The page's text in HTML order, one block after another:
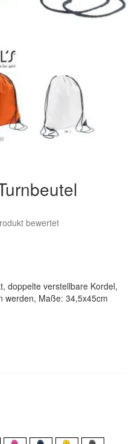
bewertet
doppelte verstellbare Kordel,
werden, Maße: 34,5x45cm